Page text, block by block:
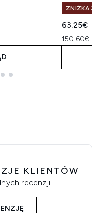
ZNIŻKA
63.25€
150.60€ za
KLIENTÓW
recenzji.